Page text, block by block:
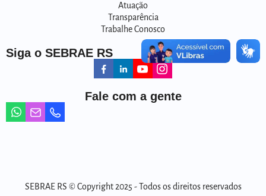
Atuação
Transparência
Trabalhe Conosco
Siga o SEBRAE RS
Fale com a gente
SEBRAE RS © Copyright 2025 - Todos os direitos reservados